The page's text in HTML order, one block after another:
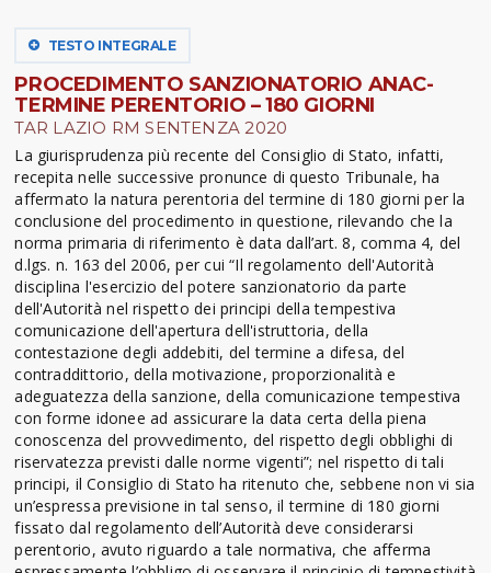
TESTO INTEGRALE
PROCEDIMENTO SANZIONATORIO ANAC-
TERMINE PERENTORIO – 180 GIORNI
TAR LAZIO RM SENTENZA 2020
La giurisprudenza più recente del Consiglio di Stato, infatti,
recepita nelle successive pronunce di questo Tribunale, ha
affermato la natura perentoria del termine di 180 giorni per la
conclusione del procedimento in questione, rilevando che la
norma primaria di riferimento è data dall’art. 8, comma 4, del
d.lgs. n. 163 del 2006, per cui “Il regolamento dell'Autorità
disciplina l'esercizio del potere sanzionatorio da parte
dell'Autorità nel rispetto dei principi della tempestiva
comunicazione dell'apertura dell'istruttoria, della
contestazione degli addebiti, del termine a difesa, del
contraddittorio, della motivazione, proporzionalità e
adeguatezza della sanzione, della comunicazione tempestiva
con forme idonee ad assicurare la data certa della piena
conoscenza del provvedimento, del rispetto degli obblighi di
riservatezza previsti dalle norme vigenti”; nel rispetto di tali
principi, il Consiglio di Stato ha ritenuto che, sebbene non vi sia
un’espressa previsione in tal senso, il termine di 180 giorni
fissato dal regolamento dell’Autorità deve considerarsi
perentorio, avuto riguardo a tale normativa, che afferma